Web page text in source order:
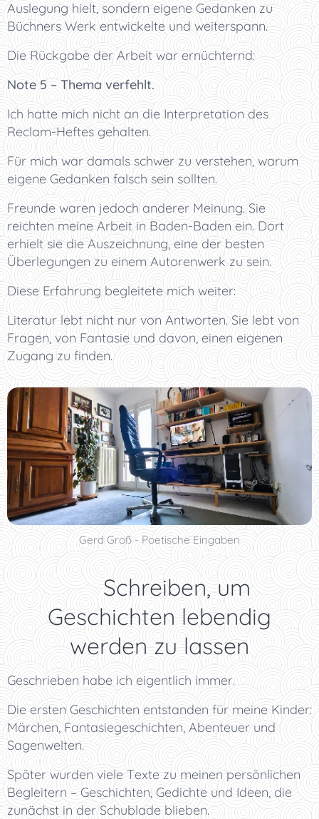
Auslegung hielt, sondern eigene Gedanken zu
Büchners Werk entwickelte und weiterspann.
Die Rückgabe der Arbeit war ernüchternd:
Note 5 – Thema verfehlt.
Ich hatte mich nicht an die Interpretation des
Reclam-Heftes gehalten.
Für mich war damals schwer zu verstehen, warum
eigene Gedanken falsch sein sollten.
Freunde waren jedoch anderer Meinung. Sie
reichten meine Arbeit in Baden-Baden ein. Dort
erhielt sie die Auszeichnung, eine der besten
Überlegungen zu einem Autorenwerk zu sein.
Diese Erfahrung begleitete mich weiter:
Literatur lebt nicht nur von Antworten. Sie lebt von
Fragen, von Fantasie und davon, einen eigenen
Zugang zu finden.
Gerd Groß - Poetische Eingaben
🪶 Schreiben, um
Geschichten lebendig
werden zu lassen
Geschrieben habe ich eigentlich immer.
Die ersten Geschichten entstanden für meine Kinder:
Märchen, Fantasiegeschichten, Abenteuer und
Sagenwelten.
Später wurden viele Texte zu meinen persönlichen
Begleitern – Geschichten, Gedichte und Ideen, die
zunächst in der Schublade blieben.